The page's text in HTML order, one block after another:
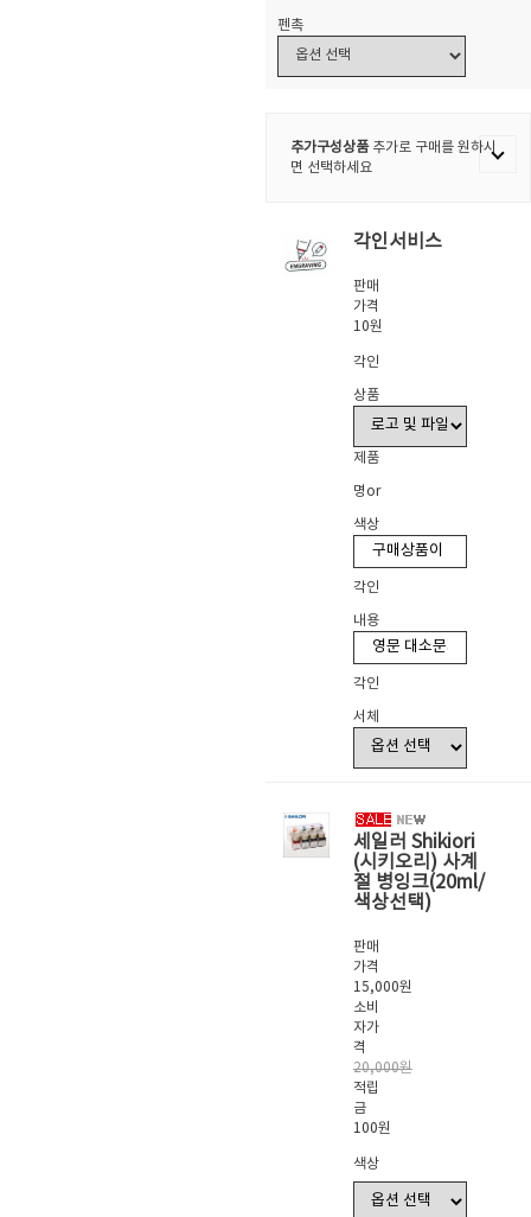
펜촉
추가구성상품추가로 구매를 원하시
면 선택하세요
각인서비스
판매
가격
10원
각인
상품
제품
명or
색상
각인
내용
각인
서체
세일러 Shikiori
(시키오리) 사계
절 병잉크(20ml/
색상선택)
판매
가격
15,000원
소비
자가
격
20,000원
적립
금
100원
색상